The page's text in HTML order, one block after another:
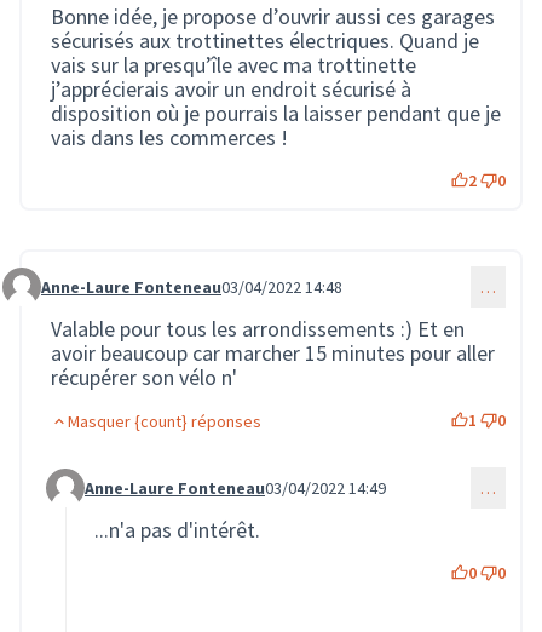
Bonne idée, je propose d’ouvrir aussi ces garages
sécurisés aux trottinettes électriques. Quand je
vais sur la presqu’île avec ma trottinette
j’apprécierais avoir un endroit sécurisé à
disposition où je pourrais la laisser pendant que je
vais dans les commerces !
2 0
Commentaire 171
Anne-Laure Fonteneau03/04/2022 14:48 …
Valable pour tous les arrondissements :) Et en
avoir beaucoup car marcher 15 minutes pour aller
récupérer son vélo n'
Masquer {count} réponses 1 0
Commentaire 172 (réponse au commentaire 171)
Anne-Laure Fonteneau03/04/2022 14:49 …
...n'a pas d'intérêt.
0 0